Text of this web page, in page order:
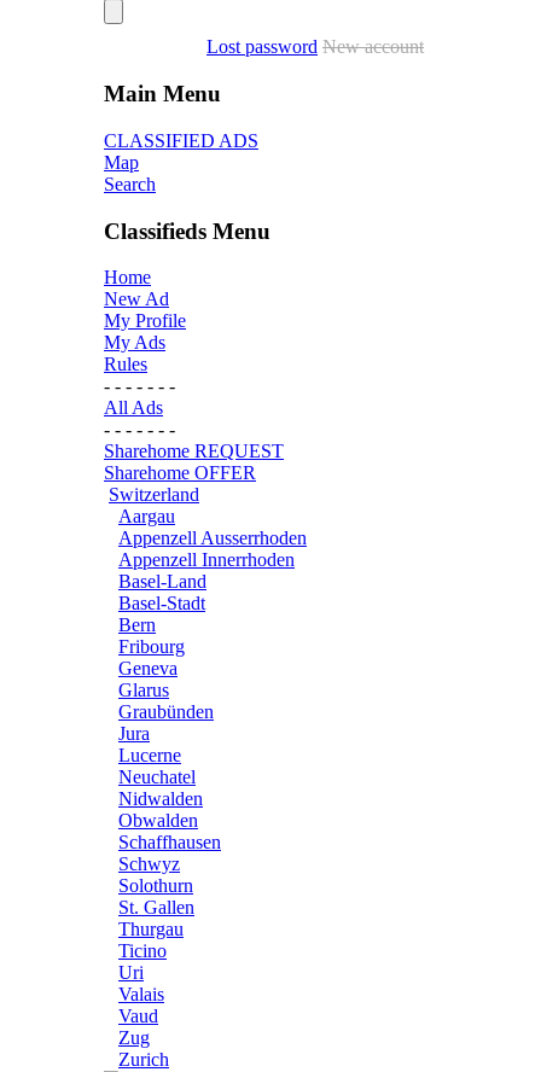
Lost password New account
Main Menu
CLASSIFIED ADS
Map
Search
Classifieds Menu
Home
New Ad
My Profile
My Ads
Rules
- - - - - - -
All Ads
- - - - - - -
Sharehome REQUEST
Sharehome OFFER
Switzerland
Aargau
Appenzell Ausserrhoden
Appenzell Innerrhoden
Basel-Land
Basel-Stadt
Bern
Fribourg
Geneva
Glarus
Graubünden
Jura
Lucerne
Neuchatel
Nidwalden
Obwalden
Schaffhausen
Schwyz
Solothurn
St. Gallen
Thurgau
Ticino
Uri
Valais
Vaud
Zug
Zurich